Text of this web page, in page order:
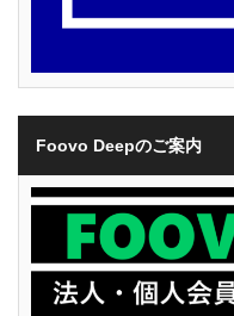
Foovo Deepのご案内